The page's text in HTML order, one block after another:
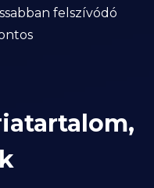
felszívódó